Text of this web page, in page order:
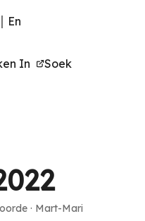
| En
In Soek
· Mart-Mari